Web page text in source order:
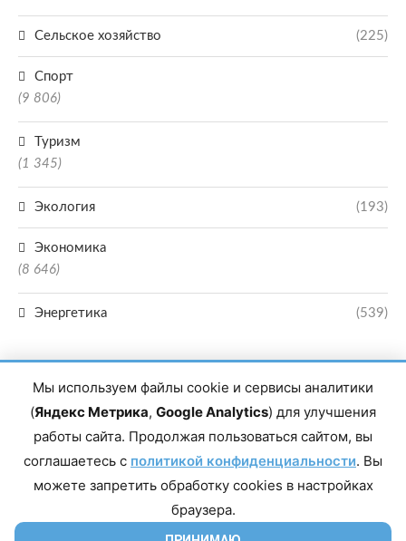
Сельское хозяйство (225)
Спорт
(9 806)
Туризм
(1 345)
Экология (193)
Экономика
(8 646)
Энергетика (539)
Главный редактор сетевого издания Магомаев Тимур Нухович. Контакты
редакции: 8(988)-292-94-34 Почта: vestiskfo@gmail.com По вопросам
Дагестан, г. Махачкала, пр-т Насрутдинова, д. 1а. Все права защищены.
Копирование и использование полных материалов запрещено, частичное
цитирование возможно только при условии гиперссылки на сайт mirmol.ru.
Мы используем файлы cookie и сервисы аналитики
(Яндекс Метрика, Google Analytics) для улучшения
работы сайта. Продолжая пользоваться сайтом, вы
соглашаетесь с политикой конфиденциальности. Вы
можете запретить обработку cookies в настройках
браузера.